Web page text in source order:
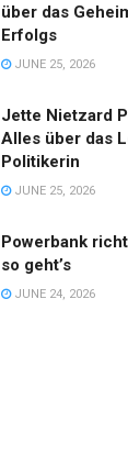
über das
Erfolgs
JUNE 25, 2026
Jette Nietzard
Alles über das
Politikerin
JUNE 25, 2026
Powerbank
so geht’s
JUNE 24, 2026